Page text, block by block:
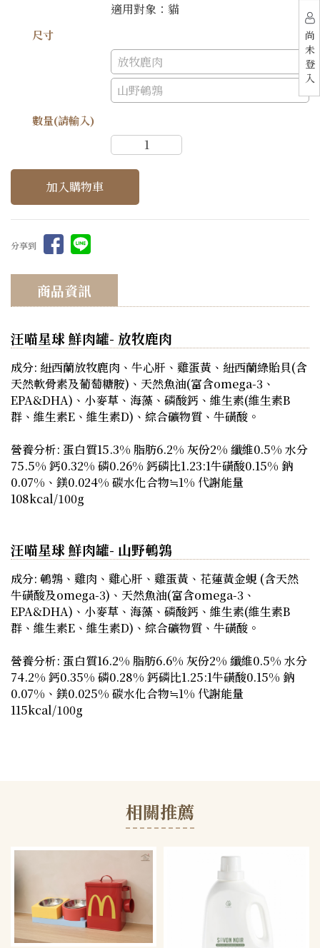
尚
未
登
入
適用對象：貓
尺寸
放牧鹿肉
山野鵪鶉
數量(請輸入)
分享到
商品資訊
汪喵星球 鮮肉罐- 放牧鹿肉
成分: 紐西蘭放牧鹿肉、牛心肝、雞蛋黃、紐西蘭綠貽貝(含
天然軟骨素及葡萄糖胺)、天然魚油(富含omega-3、
EPA&DHA)、小麥草、海藻、磷酸鈣、維生素(維生素B
群、維生素E、維生素D)、綜合礦物質、牛磺酸。
營養分析: 蛋白質15.3% 脂肪6.2% 灰份2% 纖維0.5% 水分
75.5% 鈣0.32% 磷0.26% 鈣磷比1.23:1牛磺酸0.15% 鈉
0.07%、鎂0.024% 碳水化合物≒1% 代謝能量
108kcal/100g
汪喵星球 鮮肉罐- 山野鵪鶉
成分: 鵪鶉、雞肉、雞心肝、雞蛋黃、花蓮黃金蜆 (含天然
牛磺酸及omega-3)、天然魚油(富含omega-3、
EPA&DHA)、小麥草、海藻、磷酸鈣、維生素(維生素B
群、維生素E、維生素D)、綜合礦物質、牛磺酸。
營養分析: 蛋白質16.2% 脂肪6.6% 灰份2% 纖維0.5% 水分
74.2% 鈣0.35% 磷0.28% 鈣磷比1.25:1牛磺酸0.15% 鈉
0.07%、鎂0.025% 碳水化合物≒1% 代謝能量
115kcal/100g